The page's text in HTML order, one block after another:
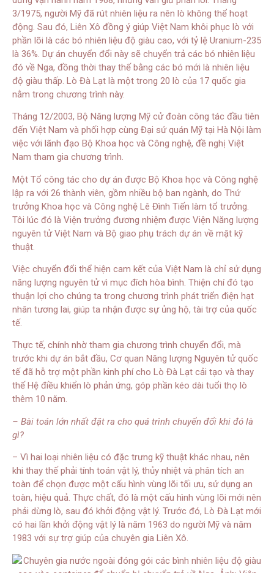
3/1975, người Mỹ đã rút nhiên liệu ra nên lò không thể hoạt
động. Sau đó, Liên Xô đồng ý giúp Việt Nam khôi phục lò với
phần lõi là các bó nhiên liệu độ giàu cao, với tỷ lệ Uranium-235
là 36%. Dự án chuyển đổi này sẽ chuyển trả các bó nhiên liệu
đó về Nga, đồng thời thay thế bằng các bó mới là nhiên liệu
độ giàu thấp. Lò Đà Lạt là một trong 20 lò của 17 quốc gia
nằm trong chương trình này.
Tháng 12/2003, Bộ Năng lượng Mỹ cử đoàn công tác đầu tiên
đến Việt Nam và phối hợp cùng Đại sứ quán Mỹ tại Hà Nội làm
việc với lãnh đạo Bộ Khoa học và Công nghệ, đề nghị Việt
Nam tham gia chương trình.
Một Tổ công tác cho dự án được Bộ Khoa học và Công nghệ
lập ra với 26 thành viên, gồm nhiều bộ ban ngành, do Thứ
trưởng Khoa học và Công nghệ Lê Đình Tiến làm tổ trưởng.
Tôi lúc đó là Viện trưởng đương nhiệm được Viện Năng lượng
nguyên tử Việt Nam và Bộ giao phụ trách dự án về mặt kỹ
thuật.
Việc chuyển đổi thể hiện cam kết của Việt Nam là chỉ sử dụng
năng lượng nguyên tử vì mục đích hòa bình. Thiện chí đó tạo
thuận lợi cho chúng ta trong chương trình phát triển điện hạt
nhân tương lai, giúp ta nhận được sự ủng hộ, tài trợ của quốc
tế.
Thực tế, chính nhờ tham gia chương trình chuyển đổi, mà
trước khi dự án bắt đầu, Cơ quan Năng lượng Nguyên tử quốc
tế đã hỗ trợ một phần kinh phí cho Lò Đà Lạt cải tạo và thay
thế Hệ điều khiển lò phản ứng, góp phần kéo dài tuổi thọ lò
thêm 10 năm.
– Bài toán lớn nhất đặt ra cho quá trình chuyển đổi khi đó là
gì?
– Vì hai loại nhiên liệu có đặc trưng kỹ thuật khác nhau, nên
khi thay thế phải tính toán vật lý, thủy nhiệt và phân tích an
toàn để chọn được một cấu hình vùng lõi tối ưu, sử dụng an
toàn, hiệu quả. Thực chất, đó là một cấu hình vùng lõi mới nên
phải dừng lò, sau đó khởi động vật lý. Trước đó, Lò Đà Lạt mới
có hai lần khởi động vật lý là năm 1963 do người Mỹ và năm
1983 với sự trợ giúp của chuyên gia Liên Xô.